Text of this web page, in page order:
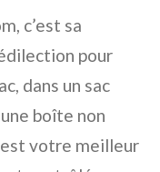
c’est sa
pour
dans un sac
boîte non
votre meilleur